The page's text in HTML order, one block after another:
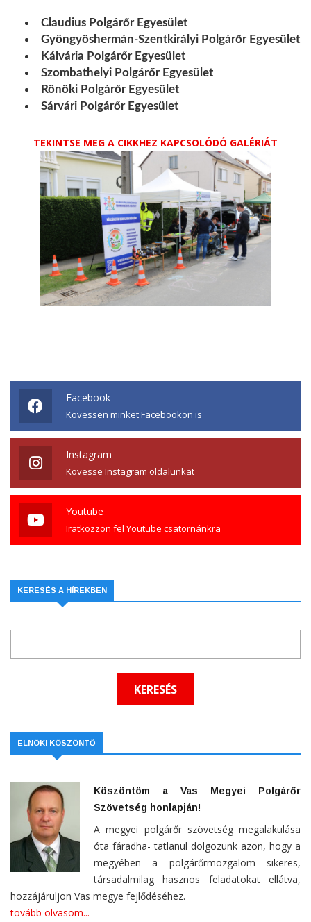
Claudius Polgárőr Egyesület
Gyöngyöshermán-Szentkirályi Polgárőr Egyesület
Kálvária Polgárőr Egyesület
Szombathelyi Polgárőr Egyesület
Rönöki Polgárőr Egyesület
Sárvári Polgárőr Egyesület
TEKINTSE MEG A CIKKHEZ KAPCSOLÓDÓ GALÉRIÁT
Facebook
Kövessen minket Facebookon is
Instagram
Kövesse Instagram oldalunkat
Youtube
Iratkozzon fel Youtube csatornánkra
KERESÉS A HÍREKBEN
ELNÖKI KÖSZÖNTŐ
Köszöntöm a Vas Megyei Polgárőr
Szövetség honlapján!
A megyei polgárőr szövetség megalakulása
óta fáradha- tatlanul dolgozunk azon, hogy a
megyében a polgárőrmozgalom sikeres,
társadalmilag hasznos feladatokat ellátva,
hozzájáruljon Vas megye fejlődéséhez.
tovább olvasom...